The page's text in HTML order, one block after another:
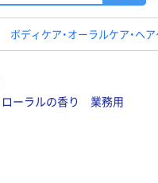
ボディケア・オーラルケア・ヘ
ーラルの香り 業務用